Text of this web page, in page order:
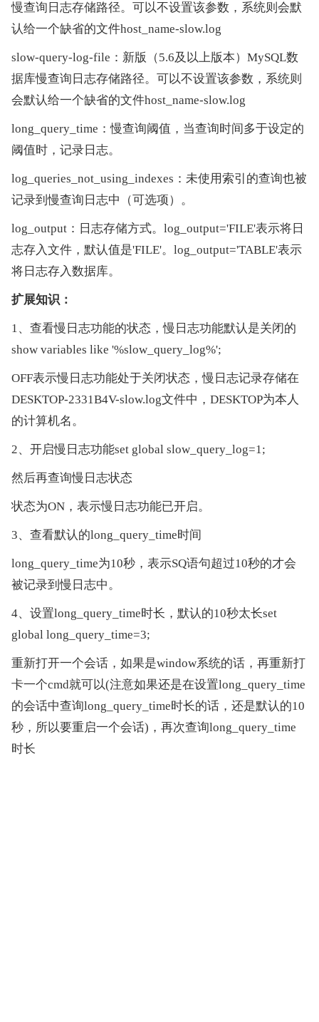
慢查询日志存储路径。可以不设置该参数，系统则会默
认给一个缺省的文件host_name-slow.log
slow-query-log-file：新版（5.6及以上版本）MySQL数
据库慢查询日志存储路径。可以不设置该参数，系统则
会默认给一个缺省的文件host_name-slow.log
long_query_time：慢查询阈值，当查询时间多于设定的
阈值时，记录日志。
log_queries_not_using_indexes：未使用索引的查询也被
记录到慢查询日志中（可选项）。
log_output：日志存储方式。log_output='FILE'表示将日
志存入文件，默认值是'FILE'。log_output='TABLE'表示
将日志存入数据库。
扩展知识：
1、查看慢日志功能的状态，慢日志功能默认是关闭的
show variables like '%slow_query_log%';
OFF表示慢日志功能处于关闭状态，慢日志记录存储在
DESKTOP-2331B4V-slow.log文件中，DESKTOP为本人
的计算机名。
2、开启慢日志功能set global slow_query_log=1;
然后再查询慢日志状态
状态为ON，表示慢日志功能已开启。
3、查看默认的long_query_time时间
long_query_time为10秒，表示SQ语句超过10秒的才会
被记录到慢日志中。
4、设置long_query_time时长，默认的10秒太长set
global long_query_time=3;
重新打开一个会话，如果是window系统的话，再重新打
卡一个cmd就可以(注意如果还是在设置long_query_time
的会话中查询long_query_time时长的话，还是默认的10
秒，所以要重启一个会话)，再次查询long_query_time
时长